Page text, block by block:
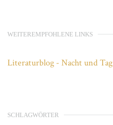
WEITEREMPFOHLENE LINKS
Literaturblog - Nacht und Tag
SCHLAGWÖRTER